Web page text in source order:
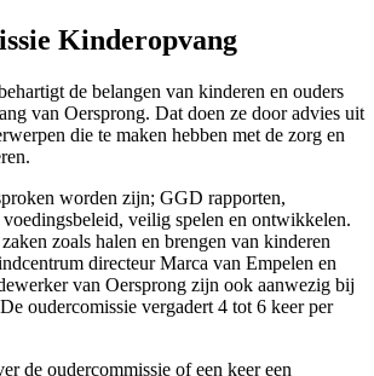
Kinderopvang
de belangen van kinderen en ouders
van Oersprong. Dat doen ze door advies uit
die te maken hebben met de zorg en
worden zijn; GGD rapporten,
veilig spelen en ontwikkelen.
zoals halen en brengen van kinderen
directeur Marca van Empelen en
van Oersprong zijn ook aanwezig bij
oudercomissie vergadert 4 tot 6 keer per
de oudercommissie of een keer een